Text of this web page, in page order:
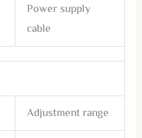
Power supply
cable
Adjustment range